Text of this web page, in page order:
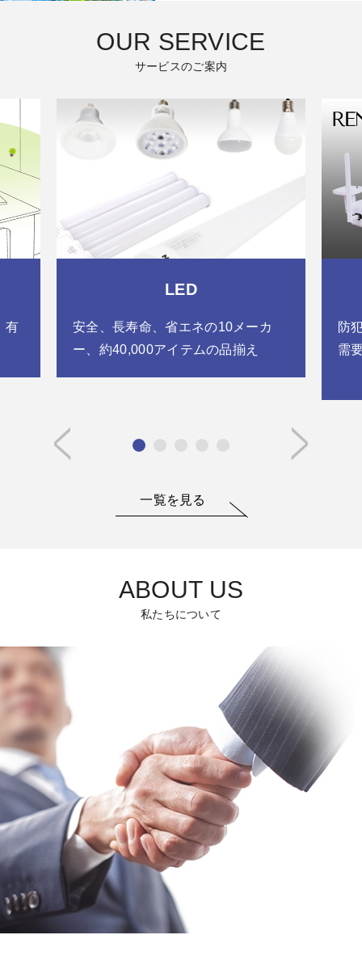
OUR SERVICE
サービスのご案内
有
LED
安全、長寿命、省エネの10メーカ
ー、約40,000アイテムの品揃え
防
需
一覧を見る
ABOUT US
私たちについて